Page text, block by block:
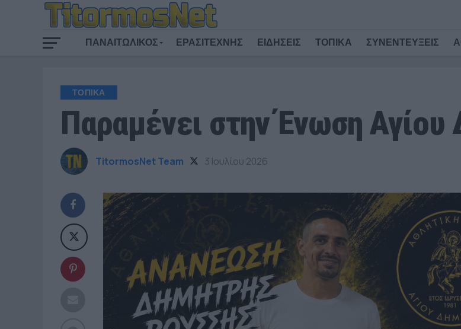
ΠΑΝΑΙΤΩΛΙΚΟΣ ΕΡΑΣΙΤΕΧΝΗΣ ΕΙΔΗΣΕΙΣ ΤΟΠΙΚΑ ΣΥΝΕΝΤΕΥΞΕΙΣ
ΤΟΠΙΚΑ
Παραμένει στην Ένωση Αγίου
TitormosNet Team 3 Ιουλίου 2026